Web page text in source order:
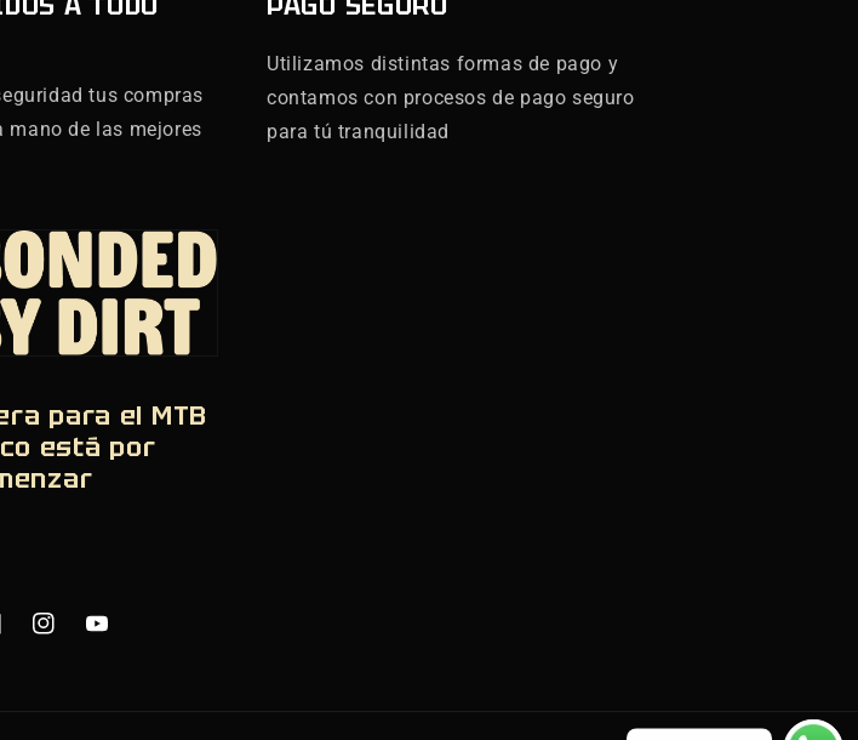
tus compras
mano de las mejores
Utilizamos distintas formas de pago y
contamos con procesos de pago seguro
para tú tranquilidad
para el MTB
está por
InstagramYouTube